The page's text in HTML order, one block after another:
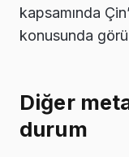
kapsamında
konusunda
Diğer
durum